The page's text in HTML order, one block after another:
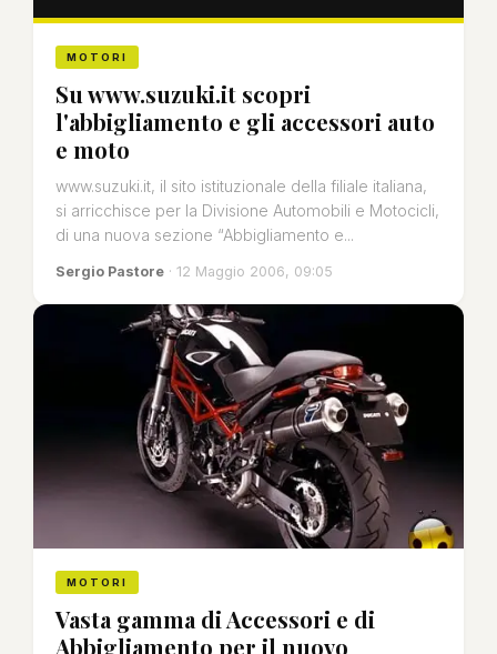
MOTORI
Su www.suzuki.it scopri
l'abbigliamento e gli accessori auto
e moto
www.suzuki.it, il sito istituzionale della filiale italiana,
si arricchisce per la Divisione Automobili e Motocicli,
di una nuova sezione “Abbigliamento e...
Sergio Pastore · 12 Maggio 2006, 09:05
MOTORI
Vasta gamma di Accessori e di
Abbigliamento per il nuovo